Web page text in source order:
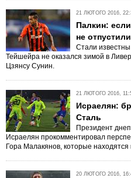
21 ЛЮТОГО 2016,
Палкин:
не
Стали
Тейшейра не оказался зимой в
Цзянсу Сунин.
21 ЛЮТОГО 2016,
Исраелян:
Сталь
Президент
Исраелян прокомментировал
Гора Малакянов, которые находятся
20 ЛЮТОГО 2016,